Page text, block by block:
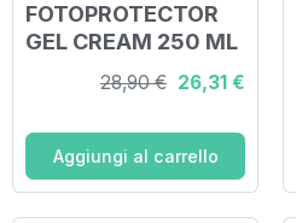
FOTOPROTECTOR
GEL CREAM 250 ML
28,90 € 26,31 €
Aggiungi al carrello